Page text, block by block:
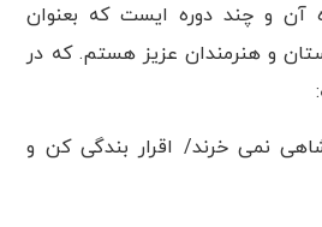
آن و چند دوره ایست که بعنوان
و هنرمندان عزیز هستم. که در
نمی خرند/ اقرار بندگی کن و